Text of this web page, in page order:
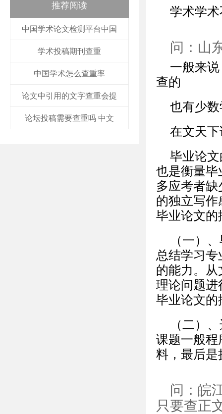
推荐阅读
中国学术论文检测平台中国
学术投稿期刊查重
中国学术怎么查重率
论文中引用的文字查重会提
论坛投稿需要查重吗 中文
学术学
问：山
一般来
查的
也有少
在文天
毕业论
也是衡量毕
多应考者
的独立写
毕业论文的
（一）
总结学习
的能力。
理论问题进
毕业论文的
（二）
课题一般程
料，最后是
问：皖
只要查正